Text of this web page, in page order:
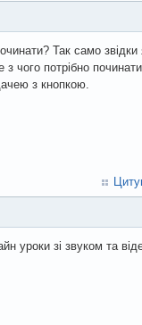
Так само звідки
чого потрібно починати.
з кнопкою.
уроки зі звуком та